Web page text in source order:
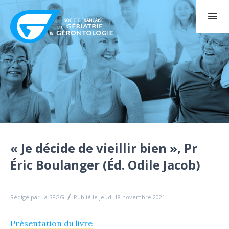
« Je décide de vieillir bien », Pr
Éric Boulanger (Éd. Odile Jacob)
Rédigé par La SFGG Publié le jeudi 18 novembre 2021
Présentation du livre